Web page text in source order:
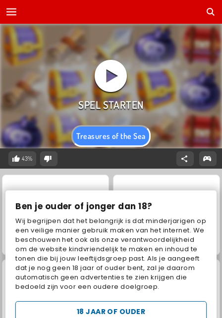
Ben je ouder of jonger dan 18?
Wij begrijpen dat het belangrijk is dat minderjarigen op
een veilige manier gebruik maken van het internet. We
beschouwen het ook als onze verantwoordelijkheid
om de website kindvriendelijk te maken en inhoud te
tonen die bij jouw leeftijdsgroep past. Als je aangeeft
dat je nog geen 18 jaar of ouder bent, zal je daarom
automatisch geen advertenties te zien krijgen die
bedoeld zijn voor een oudere doelgroep.
18 JAAR OF OUDER
Treasures of the Sea
43%
Jewel Garden Story Grand Mahjong Connect